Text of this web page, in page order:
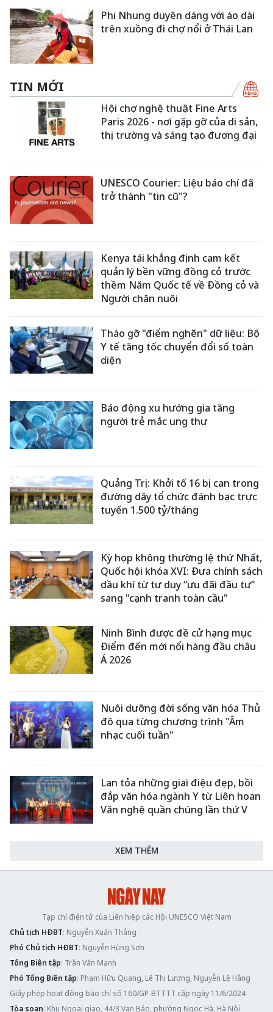
Phi Nhung duyên dáng với áo dài
trên xuồng đi chợ nổi ở Thái Lan
TIN MỚI
Hội chợ nghệ thuật Fine Arts
Paris 2026 - nơi gặp gỡ của di sản,
thị trường và sáng tạo đương đại
UNESCO Courier: Liệu báo chí đã
trở thành "tin cũ"?
Kenya tái khẳng định cam kết
quản lý bền vững đồng cỏ trước
thềm Năm Quốc tế về Đồng cỏ và
Người chăn nuôi
Tháo gỡ "điểm nghẽn" dữ liệu: Bộ
Y tế tăng tốc chuyển đổi số toàn
diện
Báo động xu hướng gia tăng
người trẻ mắc ung thư
Quảng Trị: Khởi tố 16 bị can trong
đường dây tổ chức đánh bạc trực
tuyến 1.500 tỷ/tháng
Kỳ họp không thường lệ thứ Nhất,
Quốc hội khóa XVI: Đưa chính sách
dầu khí từ tư duy “ưu đãi đầu tư”
sang "cạnh tranh toàn cầu"
Ninh Bình được đề cử hạng mục
Điểm đến mới nổi hàng đầu châu
Á 2026
Nuôi dưỡng đời sống văn hóa Thủ
đô qua từng chương trình "Âm
nhạc cuối tuần"
Lan tỏa những giai điệu đẹp, bồi
đắp văn hóa ngành Y từ Liên hoan
Văn nghệ quần chúng lần thứ V
XEM THÊM
Tạp chí điện tử của Liên hiệp các Hội UNESCO Việt Nam
Chủ tịch HĐBT: Nguyễn Xuân Thắng
Phó Chủ tịch HĐBT: Nguyễn Hùng Sơn
Tổng Biên tập: Trần Văn Mạnh
Phó Tổng Biên tập: Phạm Hữu Quang, Lê Thị Lương, Nguyễn Lệ Hằng
Giấy phép hoạt động báo chí số 160/GP-BTTTT cấp ngày 11/6/2024
Tòa soạn: Khu Ngoại giao, 44/3 Vạn Bảo, phường Ngọc Hà, Hà Nội